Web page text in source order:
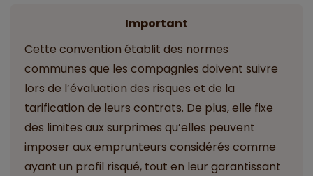
Important
Cette convention établit des normes
communes que les compagnies doivent suivre
lors de l’évaluation des risques et de la
tarification de leurs contrats. De plus, elle fixe
des limites aux surprimes qu’elles peuvent
imposer aux emprunteurs considérés comme
ayant un profil risqué, tout en leur garantissant